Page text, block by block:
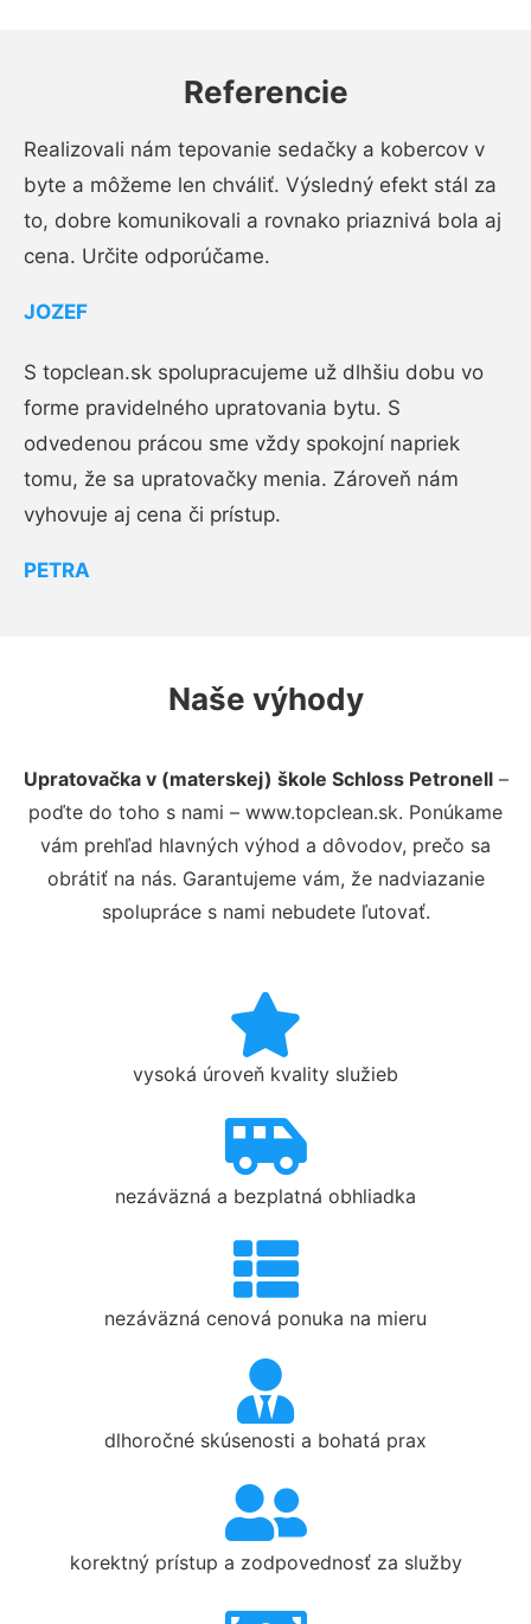
Referencie
Realizovali nám tepovanie sedačky a kobercov v
byte a môžeme len chváliť. Výsledný efekt stál za
to, dobre komunikovali a rovnako priaznivá bola aj
cena. Určite odporúčame.
JOZEF
S topclean.sk spolupracujeme už dlhšiu dobu vo
forme pravidelného upratovania bytu. S
odvedenou prácou sme vždy spokojní napriek
tomu, že sa upratovačky menia. Zároveň nám
vyhovuje aj cena či prístup.
PETRA
Naše výhody
Upratovačka v (materskej) škole Schloss Petronell–
poďte do toho s nami – www.topclean.sk. Ponúkame
vám prehľad hlavných výhod a dôvodov, prečo sa
obrátiť na nás. Garantujeme vám, že nadviazanie
spolupráce s nami nebudete ľutovať.
vysoká úroveň kvality služieb
nezáväzná a bezplatná obhliadka
nezáväzná cenová ponuka na mieru
dlhoročné skúsenosti a bohatá prax
korektný prístup a zodpovednosť za služby